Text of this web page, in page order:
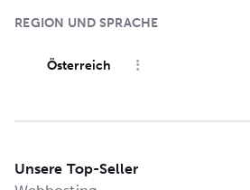
REGION UND SPRACHE
Österreich
Unsere Top-Seller